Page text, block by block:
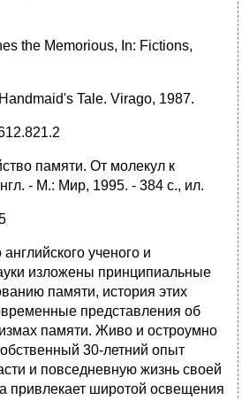
the Memorious, In: Fictions,
Tale. Virago, 1987.
памяти. От молекул к
- М.: Мир, 1995. - 384 с., ил.
английского ученого и
изложены принципиальные
памяти, история этих
представления об
памяти. Живо и остроумно
30-летний опыт
и повседневную жизнь своей
привлекает широтой освещения